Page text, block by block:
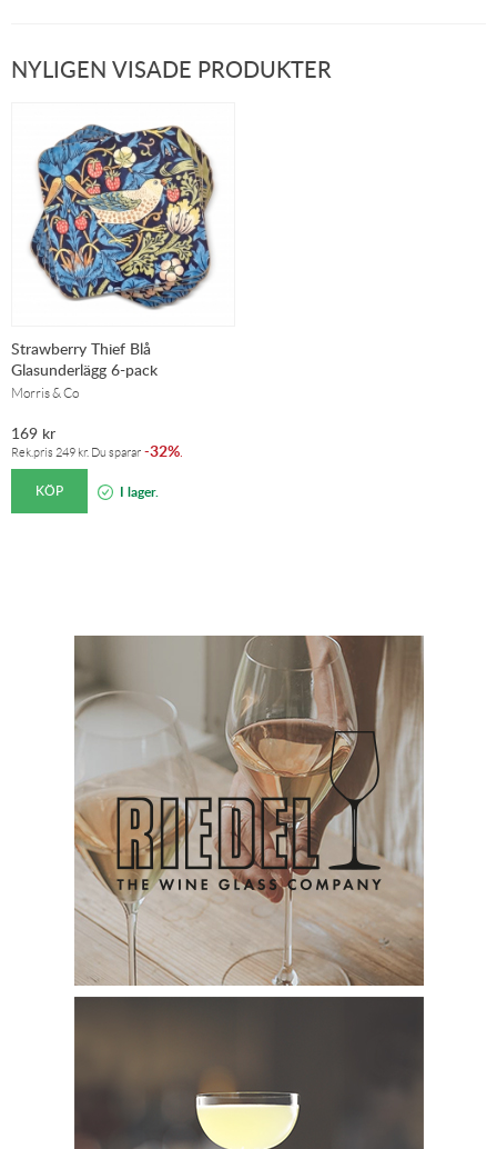
NYLIGEN VISADE PRODUKTER
Strawberry Thief Blå
Glasunderlägg 6-pack
Morris & Co
169 kr
Rek.pris 249 kr. Du sparar -32%
KÖP I lager.